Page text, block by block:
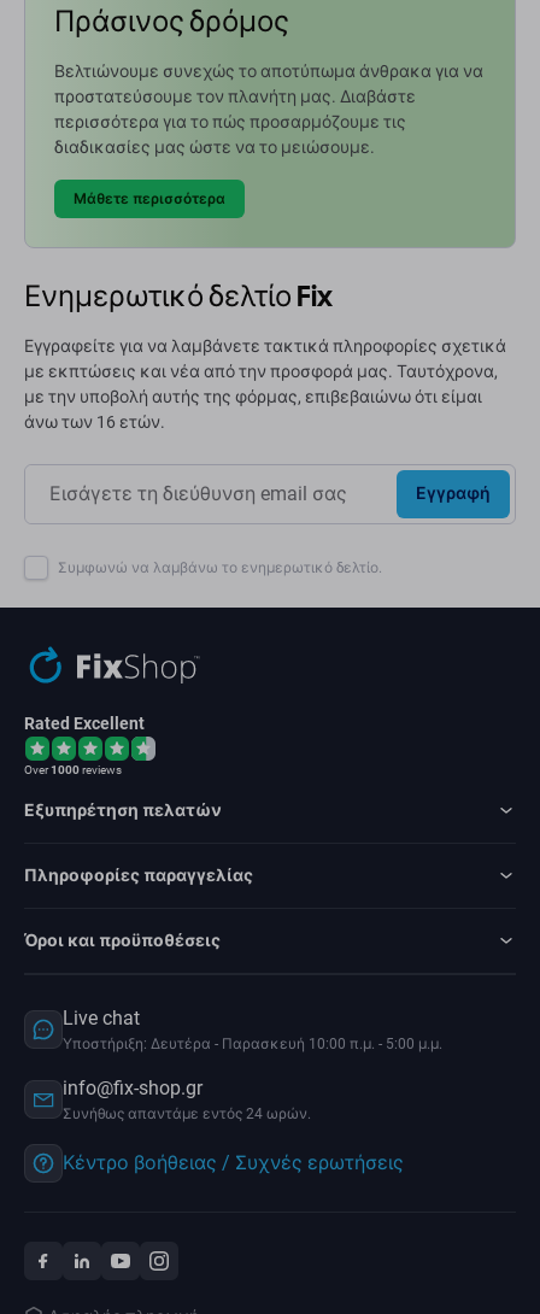
Πράσινος δρόμος
Βελτιώνουμε συνεχώς το αποτύπωμα άνθρακα για να
προστατεύσουμε τον πλανήτη μας. Διαβάστε
περισσότερα για το πώς προσαρμόζουμε τις
διαδικασίες μας ώστε να το μειώσουμε.
Μάθετε περισσότερα
Ενημερωτικό δελτίο Fix
Εγγραφείτε για να λαμβάνετε τακτικά πληροφορίες σχετικά
με εκπτώσεις και νέα από την προσφορά μας. Ταυτόχρονα,
με την υποβολή αυτής της φόρμας, επιβεβαιώνω ότι είμαι
άνω των 16 ετών.
Εγγραφή
Συμφωνώ να λαμβάνω το ενημερωτικό δελτίο.
Rated Excellent
Over1000reviews
Εξυπηρέτηση πελατών
Πληροφορίες παραγγελίας
Όροι και προϋποθέσεις
Live chat
Υποστήριξη: Δευτέρα - Παρασκευή 10:00 π.μ. - 5:00 μ.μ.
info@fix-shop.gr
Συνήθως απαντάμε εντός 24 ωρών.
Κέντρο βοήθειας / Συχνές ερωτήσεις